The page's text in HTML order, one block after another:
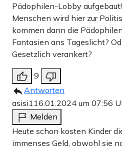
Pädophilen-Lobby
Menschen wird hier zur
kommen dann die
Fantasien ans Tageslicht?
Gesetzlich verankert?
9
Antworten
asisi1 16.01.2024 um 07:56
Melden
Heute schon kosten Kinder
immenses Geld, obwohl sie